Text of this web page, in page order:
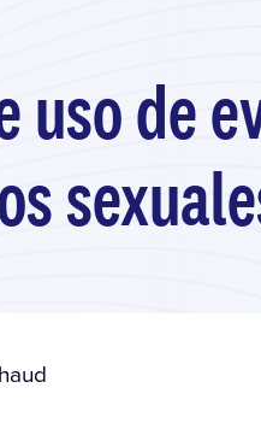
uso de